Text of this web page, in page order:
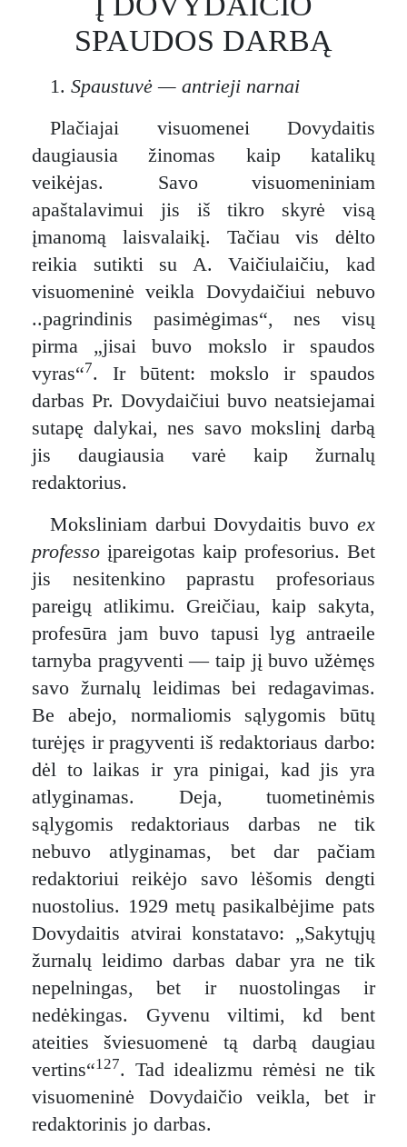
SPAUDOS DARBĄ
1. Spaustuvė — antrieji narnai
Plačiajai visuomenei Dovydaitis
daugiausia žinomas kaip katalikų
veikėjas. Savo visuomeniniam
apaštalavimui jis iš tikro skyrė visą
įmanomą laisvalaikį. Tačiau vis dėlto
reikia sutikti su A. Vaičiulaičiu, kad
visuomeninė veikla Dovydaičiui nebuvo
..pagrindinis pasimėgimas“, nes visų
pirma „jisai buvo mokslo ir spaudos
vyras“7. Ir būtent: mokslo ir spaudos
darbas Pr. Dovydaičiui buvo neatsiejamai
sutapę dalykai, nes savo mokslinį darbą
jis daugiausia varė kaip žurnalų
redaktorius.
Moksliniam darbui Dovydaitis buvo ex
professo įpareigotas kaip profesorius. Bet
jis nesitenkino paprastu profesoriaus
pareigų atlikimu. Greičiau, kaip sakyta,
profesūra jam buvo tapusi lyg antraeile
tarnyba pragyventi — taip jį buvo užėmęs
savo žurnalų leidimas bei redagavimas.
Be abejo, normaliomis sąlygomis būtų
turėjęs ir pragyventi iš redaktoriaus darbo:
dėl to laikas ir yra pinigai, kad jis yra
atlyginamas. Deja, tuometinėmis
sąlygomis redaktoriaus darbas ne tik
nebuvo atlyginamas, bet dar pačiam
redaktoriui reikėjo savo lėšomis dengti
nuostolius. 1929 metų pasikalbėjime pats
Dovydaitis atvirai konstatavo: „Sakytųjų
žurnalų leidimo darbas dabar yra ne tik
nepelningas, bet ir nuostolingas ir
nedėkingas. Gyvenu viltimi, kd bent
ateities šviesuomenė tą darbą daugiau
vertins“127. Tad idealizmu rėmėsi ne tik
visuomeninė Dovydaičio veikla, bet ir
redaktorinis jo darbas.